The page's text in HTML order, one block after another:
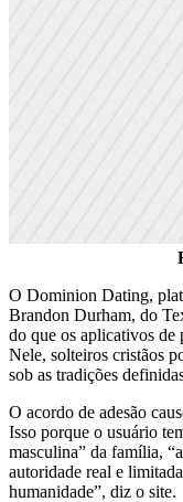
O Dominion Dating,
Brandon Durham, do
do que os aplicativos de
Nele, solteiros cristãos
sob as tradições
O acordo de adesão
Isso porque o usuário
masculina” da família,
autoridade real e
humanidade”, diz o site.